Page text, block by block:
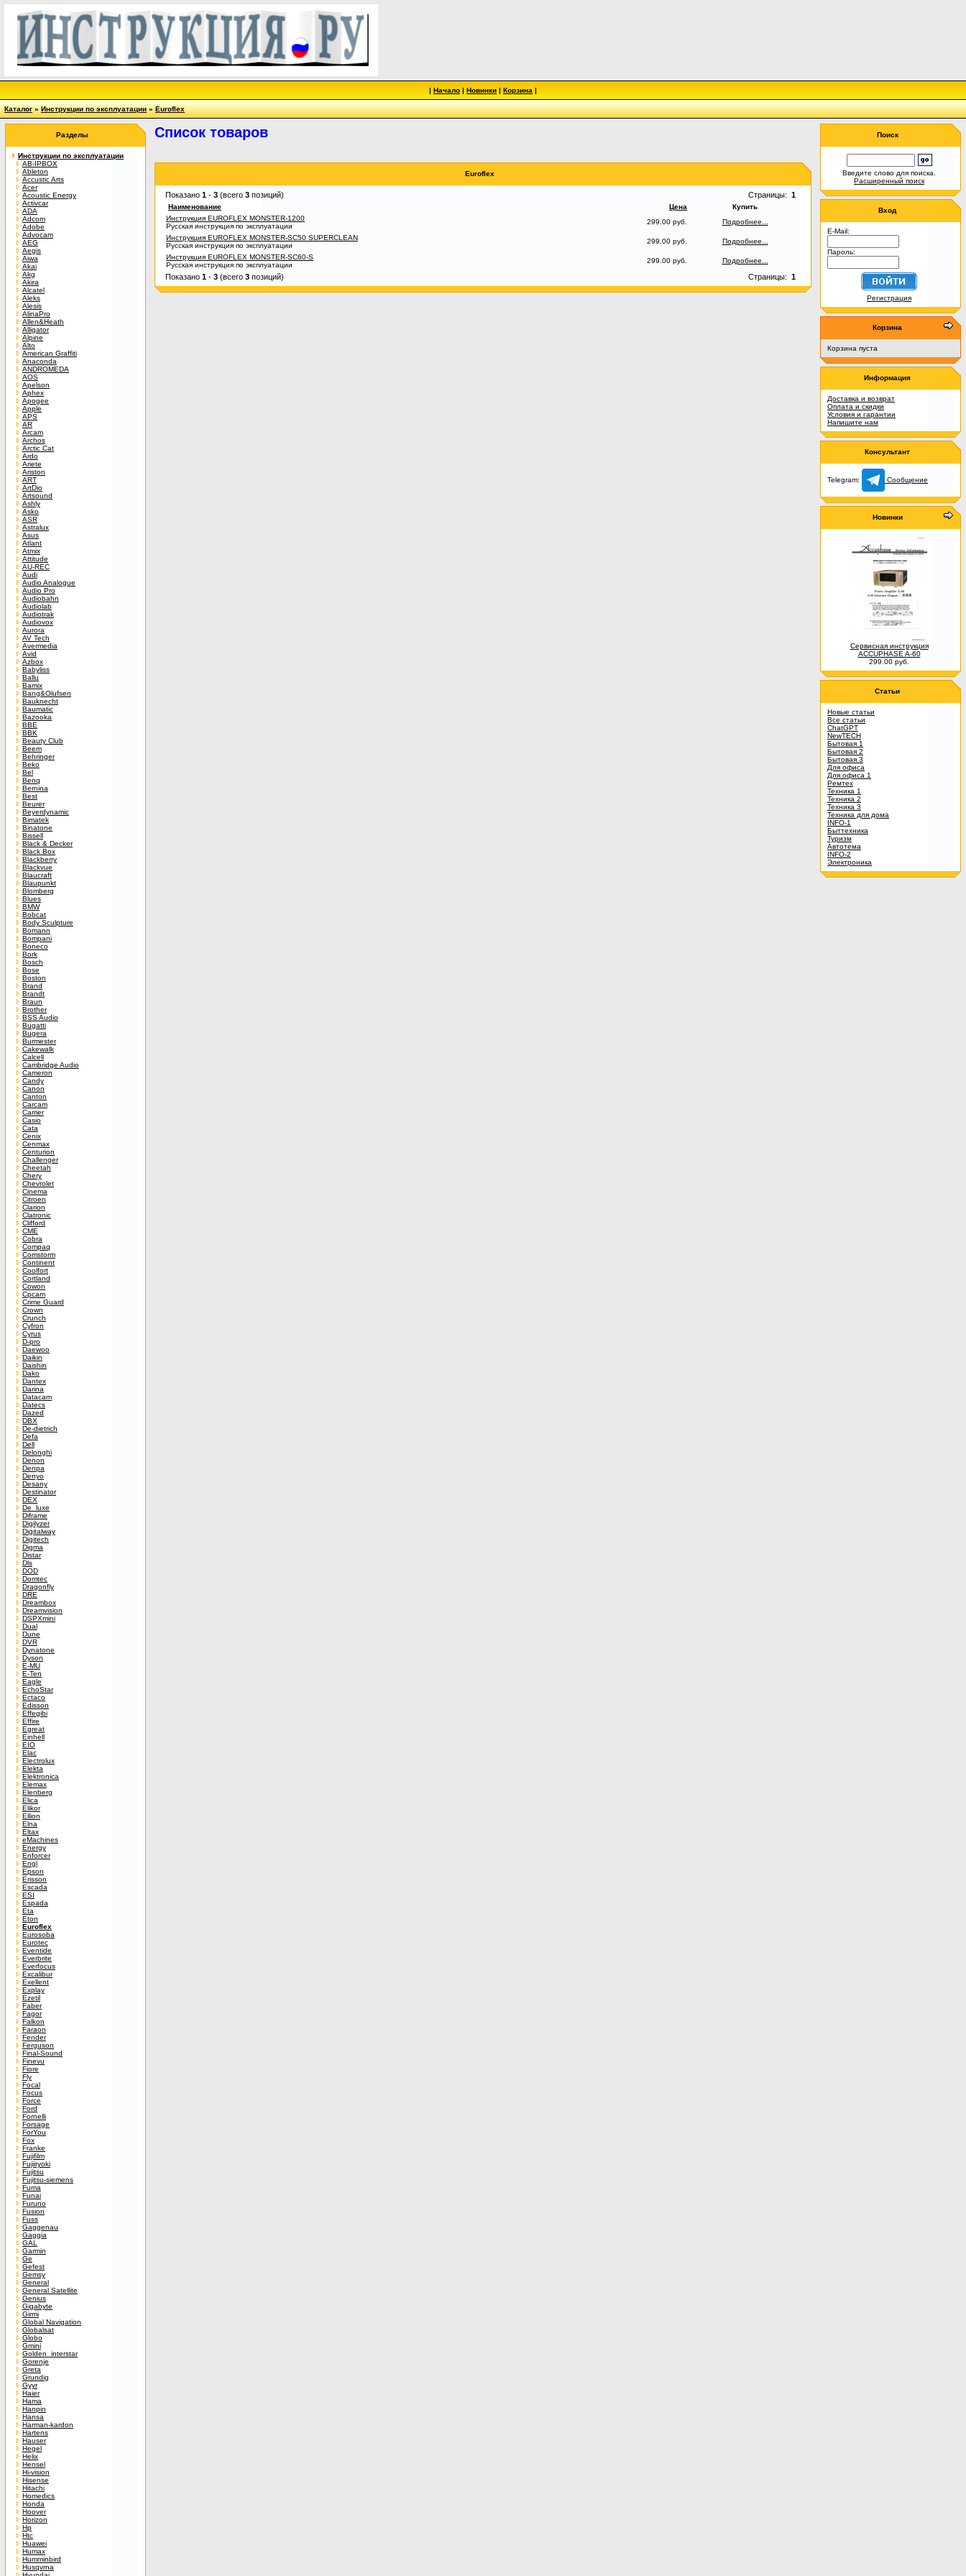
| Начало | Новинки | Корзина |
Каталог»Инструкции по эксплуатации»Euroflex
Разделы
Инструкции по эксплуатации
AB-IPBOX
Ableton
Accustic Arts
Acer
Acoustic Energy
Activcar
ADA
Adcom
Adobe
Advocam
AEG
Aegis
Aiwa
Akai
Akg
Akira
Alcatel
Aleks
Alesis
AlinaPro
Allen&Heath
Alligator
Alpine
Alto
American Graffiti
Anaconda
ANDROMEDA
AOS
Apelson
Aphex
Apogee
Apple
APS
AR
Arcam
Archos
Arctic Cat
Ardo
Ariete
Ariston
ART
ArtDio
Artsound
Ashly
Asko
ASR
Astralux
Asus
Atlant
Atmix
Attitude
AU-REC
Audi
Audio Analogue
Audio Pro
Audiobahn
Audiolab
Audiotrak
Audiovox
Aurora
AV Tech
Avermedia
Avid
Azbox
Babyliss
Ballu
Bamix
Bang&Olufsen
Bauknecht
Baumatic
Bazooka
BBE
BBK
Beauty Club
Beem
Behringer
Beko
Bel
Benq
Bernina
Best
Beurer
Beyerdynamic
Bimatek
Binatone
Bissell
Black & Decker
Black Box
Blackberry
Blackvue
Blaucraft
Blaupunkt
Blomberg
Blues
BMW
Bobcat
Body Sculpture
Bomann
Bompani
Boneco
Bork
Bosch
Bose
Boston
Brand
Brandt
Braun
Brother
BSS Audio
Bugatti
Bugera
Burmester
Cakewalk
Calcell
Cambridge Audio
Cameron
Candy
Canon
Canton
Carcam
Carrier
Casio
Cata
Cenix
Cenmax
Centurion
Challenger
Cheetah
Chery
Chevrolet
Cinema
Citroen
Clarion
Clatronic
Clifford
CME
Cobra
Compaq
Comstorm
Continent
Coolfort
Cortland
Cowon
Cpcam
Crime Guard
Crown
Crunch
Cyfron
Cyrus
D-pro
Daewoo
Daikin
Daishin
Dako
Dantex
Darina
Datacam
Datecs
Dazed
DBX
De-dietrich
Defa
Dell
Delonghi
Denon
Denpa
Denyo
Desany
Destinator
DEX
De_luxe
Diframe
Digilyzer
Digitalway
Digitech
Digma
Distar
Dls
DOD
Domtec
Dragonfly
DRE
Dreambox
Dreamvision
DSPXmini
Dual
Dune
DVR
Dynatone
Dyson
E-MU
E-Ten
Eagle
EchoStar
Ectaco
Edisson
Effegibi
Effire
Egreat
Einhell
EIO
Elac
Electrolux
Elekta
Elektronica
Elemax
Elenberg
Elica
Elikor
Ellion
Elna
Eltax
eMachines
Energy
Enforcer
Engl
Epson
Erisson
Escada
ESI
Espada
Eta
Eton
Euroflex
Eurosoba
Eurotec
Eventide
Everbrite
Everfocus
Excalibur
Exellent
Explay
Ezetil
Faber
Fagor
Falkon
Faraon
Fender
Ferguson
Final-Sound
Finevu
Fiore
Fly
Focal
Focus
Force
Ford
Fornelli
Forsage
ForYou
Fox
Franke
Fujifilm
Fujiiryoki
Fujitsu
Fujitsu-siemens
Fuma
Funai
Furuno
Fusion
Fuss
Gaggenau
Gaggia
GAL
Garmin
Ge
Gefest
Gemsy
General
General Satellite
Genius
Gigabyte
Girmi
Global Navigation
Globalsat
Globo
Gmini
Golden_interstar
Gorenje
Greta
Grundig
Gyyr
Haier
Hama
Hanpin
Hansa
Harman-kardon
Hartens
Hauser
Hegel
Helix
Hensel
Hi-vision
Hisense
Hitachi
Homedics
Honda
Hoover
Horizon
Hp
Htc
Huawei
Humax
Humminbird
Husqvrna
Список товаров
Euroflex
Показано 1 - 3 (всего 3 позиций) Страницы: 1
Наименование Цена
Купить
Инструкция EUROFLEX MONSTER-1200
Русская инструкция по эксплуатации
299.00 руб.
Подробнее...
Инструкция EUROFLEX MONSTER-SC50 SUPERCLEAN
Русская инструкция по эксплуатации
299.00 руб.
Подробнее...
Инструкция EUROFLEX MONSTER-SC60-S
Русская инструкция по эксплуатации
299.00 руб. Подробнее...
Показано 1 - 3 (всего 3 позиций) Страницы: 1
Поиск
Введите слово для поиска.
Расширенный поиск
Вход
E-Mail:
Пароль:
Регистрация
Корзина
Корзина пуста
Информация
Доставка и возврат
Оплата и скидки
Условия и гарантии
Напишите нам
Консультант
Telegram: Сообщение
Новинки
Сервисная инструкция
ACCUPHASE A-60
299.00 руб.
Статьи
Новые статьи
Все статьи
ChatGPT
NewTECH
Бытовая 1
Бытовая 2
Бытовая 3
Для офиса
Для офиса 1
Ремтех
Техника 1
Техника 2
Техника 3
Техника для дома
INFO-1
Быттехника
Туризм
Автотема
INFO-2
Электроника